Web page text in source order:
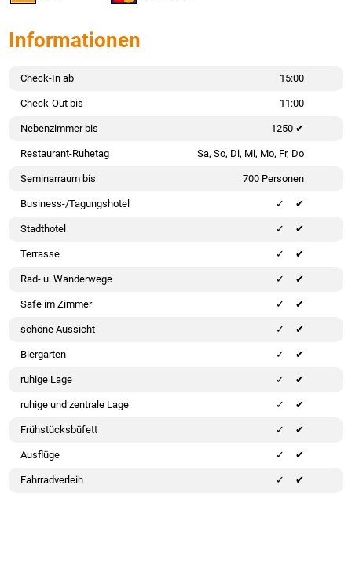
Informationen
Check-In ab 15:00
Check-Out bis 11:00
Nebenzimmer bis 1250 ✔
Restaurant-Ruhetag Sa, So, Di, Mi, Mo, Fr, Do
Seminarraum bis 700 Personen
Business-/Tagungshotel ✔
Stadthotel ✔
Terrasse ✔
Rad- u. Wanderwege ✔
Safe im Zimmer ✔
schöne Aussicht ✔
Biergarten ✔
ruhige Lage ✔
ruhige und zentrale Lage ✔
Frühstücksbüfett ✔
Ausflüge ✔
Fahrradverleih ✔